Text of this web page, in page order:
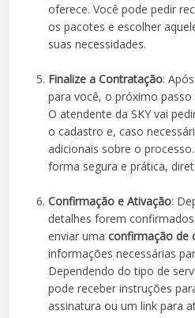
oferece. Você pode pedir
os pacotes e escolher
suas necessidades.
Finalize a Contratação:
para você, o próximo
O atendente da SKY vai
o cadastro e, caso
adicionais sobre o
forma segura e prática,
Confirmação e Ativação:
detalhes forem
enviar umaconfirmação de
informações necessárias
Dependendo do tipo de
pode receber instruções
assinatura ou um link para